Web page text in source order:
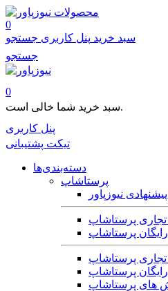
محصولات
0
سبد خرید پنل کاربری جستجو
جستجو
0
سبد خرید شما خالی است.
پنل کاربری
تیکت پشتیبانی
دسته‌بندی‌ها
پرستاشاپ
نیوزپاور
پرستاشاپ
پرستاشاپ
پرستاشاپ
پرستاشاپ
های پرستاشاپ